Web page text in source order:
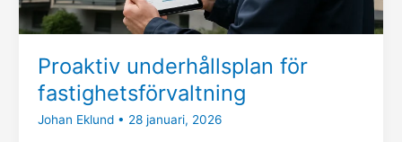
Proaktiv underhållsplan för
fastighetsförvaltning
Johan Eklund • 28 januari, 2026